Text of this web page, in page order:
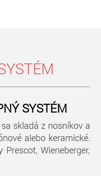
SYSTÉM
skladá z nosníkov a
alebo keramické.
Wieneberger,